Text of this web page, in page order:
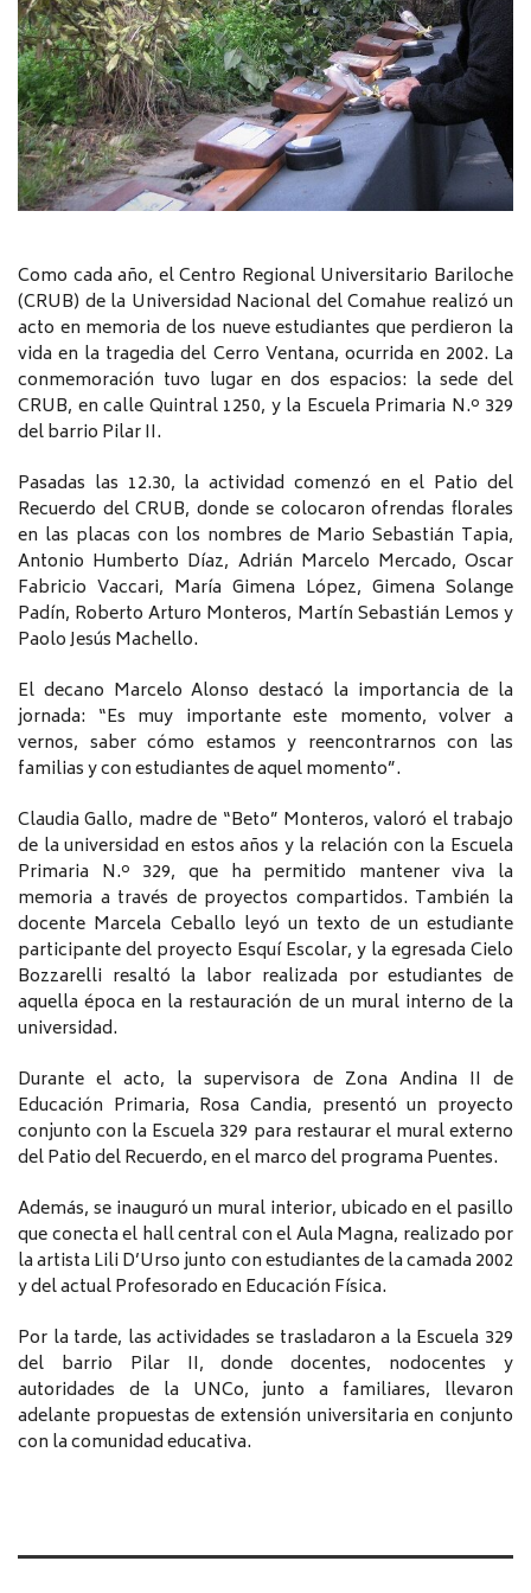
Como cada año, el Centro Regional Universitario Bariloche
(CRUB) de la Universidad Nacional del Comahue realizó un
acto en memoria de los nueve estudiantes que perdieron la
vida en la tragedia del Cerro Ventana, ocurrida en 2002. La
conmemoración tuvo lugar en dos espacios: la sede del
CRUB, en calle Quintral 1250, y la Escuela Primaria N.º 329
del barrio Pilar II.
Pasadas las 12.30, la actividad comenzó en el Patio del
Recuerdo del CRUB, donde se colocaron ofrendas florales
en las placas con los nombres de Mario Sebastián Tapia,
Antonio Humberto Díaz, Adrián Marcelo Mercado, Oscar
Fabricio Vaccari, María Gimena López, Gimena Solange
Padín, Roberto Arturo Monteros, Martín Sebastián Lemos y
Paolo Jesús Machello.
El decano Marcelo Alonso destacó la importancia de la
jornada: “Es muy importante este momento, volver a
vernos, saber cómo estamos y reencontrarnos con las
familias y con estudiantes de aquel momento”.
Claudia Gallo, madre de “Beto” Monteros, valoró el trabajo
de la universidad en estos años y la relación con la Escuela
Primaria N.º 329, que ha permitido mantener viva la
memoria a través de proyectos compartidos. También la
docente Marcela Ceballo leyó un texto de un estudiante
participante del proyecto Esquí Escolar, y la egresada Cielo
Bozzarelli resaltó la labor realizada por estudiantes de
aquella época en la restauración de un mural interno de la
universidad.
Durante el acto, la supervisora de Zona Andina II de
Educación Primaria, Rosa Candia, presentó un proyecto
conjunto con la Escuela 329 para restaurar el mural externo
del Patio del Recuerdo, en el marco del programa Puentes.
Además, se inauguró un mural interior, ubicado en el pasillo
que conecta el hall central con el Aula Magna, realizado por
la artista Lili D’Urso junto con estudiantes de la camada 2002
y del actual Profesorado en Educación Física.
Por la tarde, las actividades se trasladaron a la Escuela 329
del barrio Pilar II, donde docentes, nodocentes y
autoridades de la UNCo, junto a familiares, llevaron
adelante propuestas de extensión universitaria en conjunto
con la comunidad educativa.